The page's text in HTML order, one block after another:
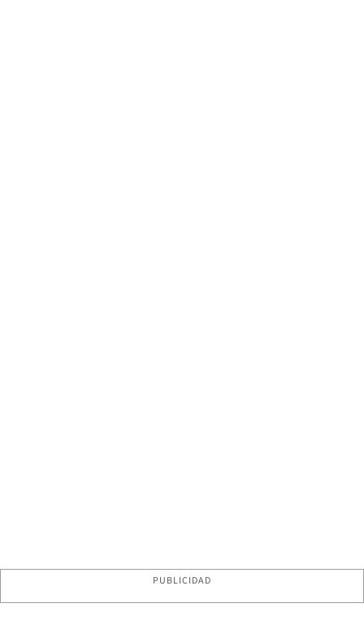
PUBLICIDAD